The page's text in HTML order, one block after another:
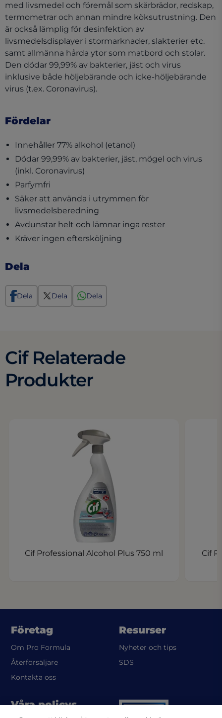
med livsmedel och föremål som skärbrädor, redskap,
termometrar och annan mindre köksutrustning. Den
är också lämplig för desinfektion av
livsmedelsdisplayer i stormarknader, slakterier etc.
samt allmänna hårda ytor som matbord och stolar.
Den dödar 99,99% av bakterier, jäst och virus
inklusive både höljebärande och icke-höljebärande
virus (t.ex. Coronavirus).
Fördelar
Innehåller 77% alkohol (etanol)
Dödar 99,99% av bakterier, jäst, mögel och virus
(inkl. Coronavirus)
Parfymfri
Säker att använda i utrymmen för
livsmedelsberedning
Avdunstar helt och lämnar inga rester
Kräver ingen eftersköljning
Dela
Dela Dela Dela
Cif Relaterade
Produkter
Cif Professional Alcohol Plus 750 ml Cif
Företag
Om Pro Formula
Återförsäljare
Kontakta oss
Resurser
Nyheter och tips
SDS
Våra policys